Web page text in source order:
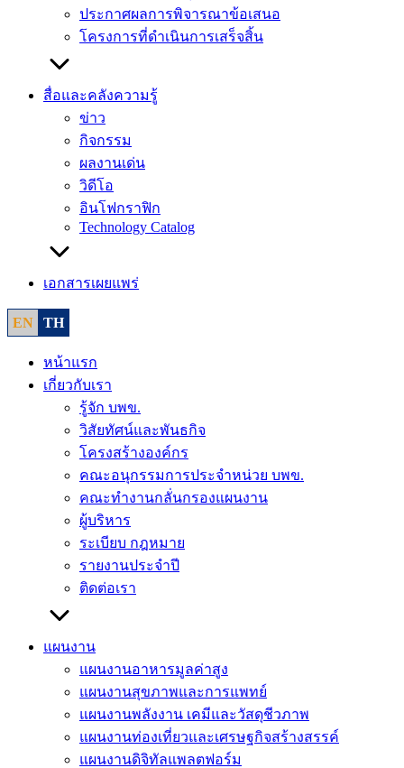
ประกาศผลการพิจารณาข้อเสนอ
โครงการที่ดำเนินการเสร็จสิ้น
สื่อและคลังความรู้
ข่าว
กิจกรรม
ผลงานเด่น
วิดีโอ
อินโฟกราฟิก
Technology Catalog
เอกสารเผยแพร่
EN TH
หน้าแรก
เกี่ยวกับเรา
รู้จัก บพข.
วิสัยทัศน์และพันธกิจ
โครงสร้างองค์กร
คณะอนุกรรมการประจำหน่วย บพข.
คณะทำงานกลั่นกรองแผนงาน
ผู้บริหาร
ระเบียบ กฎหมาย
รายงานประจำปี
ติดต่อเรา
แผนงาน
แผนงานอาหารมูลค่าสูง
แผนงานสุขภาพและการแพทย์
แผนงานพลังงาน เคมีและวัสดุชีวภาพ
แผนงานท่องเที่ยวและเศรษฐกิจสร้างสรรค์
แผนงานดิจิทัลแพลตฟอร์ม